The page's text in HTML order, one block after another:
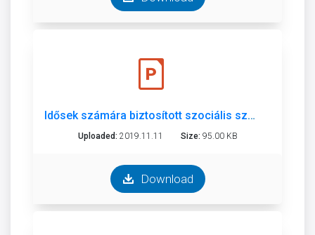
Idősek számára biztosított szociális szolgáltatások
Uploaded: 2019.11.11 Size: 95.00 KB
Download